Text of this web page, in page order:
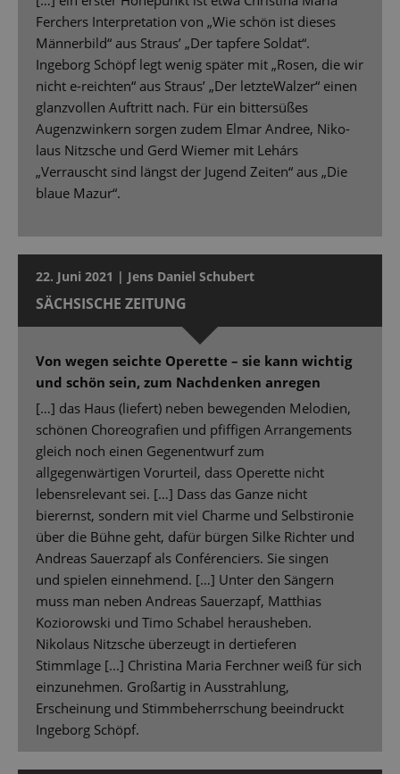
Ferchers Interpretation von „Wie schön ist dieses
Männerbild“ aus Straus’ „Der tapfere Soldat“.
Ingeborg Schöpf legt wenig später mit „Rosen, die wir
nicht e-reichten“ aus Straus’ „Der letzteWalzer“ einen
glanzvollen Auftritt nach. Für ein bittersüßes
Augenzwinkern sorgen zudem Elmar Andree, Niko-
laus Nitzsche und Gerd Wiemer mit Lehárs
„Verrauscht sind längst der Jugend Zeiten“ aus „Die
blaue Mazur“.
22. Juni 2021 | Jens Daniel Schubert
SÄCHSISCHE ZEITUNG
Von wegen seichte Operette – sie kann wichtig
und schön sein, zum Nachdenken anregen
[…] das Haus (liefert) neben bewegenden Melodien,
schönen Choreografien und pfiffigen Arrangements
gleich noch einen Gegenentwurf zum
allgegenwärtigen Vorurteil, dass Operette nicht
lebensrelevant sei. […] Dass das Ganze nicht
bierernst, sondern mit viel Charme und Selbstironie
über die Bühne geht, dafür bürgen Silke Richter und
Andreas Sauerzapf als Conférenciers. Sie singen
und spielen einnehmend. […] Unter den Sängern
muss man neben Andreas Sauerzapf, Matthias
Koziorowski und Timo Schabel herausheben.
Nikolaus Nitzsche überzeugt in dertieferen
Stimmlage [...] Christina Maria Ferchner weiß für sich
einzunehmen. Großartig in Ausstrahlung,
Erscheinung und Stimmbeherrschung beeindruckt
Ingeborg Schöpf.